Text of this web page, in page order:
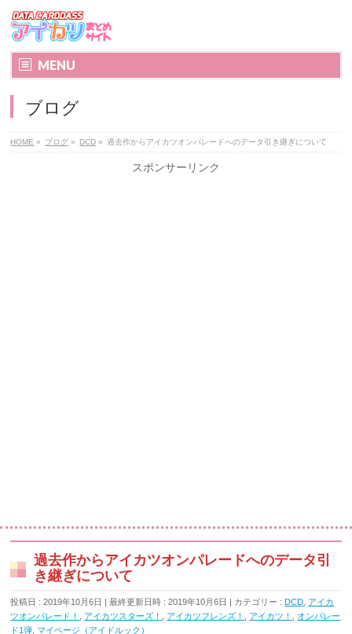
MENU
ブログ
HOME » ブログ » DCD » 過去作からアイカツオンパレードへのデータ引き継ぎについて
スポンサーリンク
過去作からアイカツオンパレードへのデータ引
き継ぎについて
投稿日 : 2019年10月6日 最終更新日時 : 2019年10月6日 カテゴリー :DCD アイカ
ツオンパレード！
アイカツスターズ！ アイカツフレンズ！ アイカツ！
オンパレー
ド1弾 ,マイページ（アイドルック）